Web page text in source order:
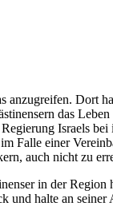
anzugreifen.
das
Israels
Falle einer
auch nicht zu
in der
halte an